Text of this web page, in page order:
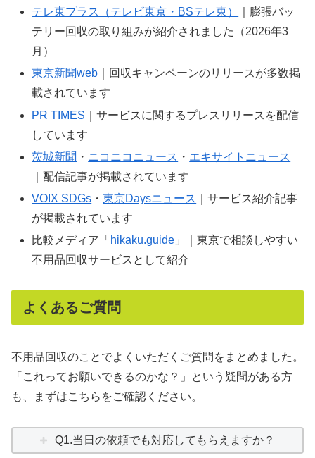
テレ東プラス（テレビ東京・BSテレ東）
｜膨張バッ
テリー回収の取り組みが紹介されました（2026年3
月）
東京新聞web ｜回収キャンペーンのリリースが多数掲
載されています
PR TIMES ｜サービスに関するプレスリリースを配信
しています
茨城新聞 ・ ニコニコニュース ・ エキサイトニュース
｜配信記事が掲載されています
VOIX SDGs ・東京Daysニュース
｜サービス紹介記事
が掲載されています
比較メディア「 hikaku.guide 」｜東京で相談しやすい
不用品回収サービスとして紹介
よくあるご質問
不用品回収のことでよくいただくご質問をまとめました。
「これってお願いできるのかな？」という疑問がある方
も、まずはこちらをご確認ください。
Q1.当日の依頼でも対応してもらえますか？